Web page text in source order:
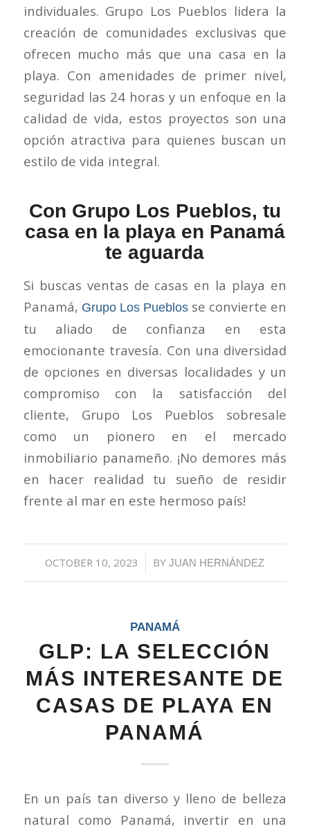
individuales. Grupo Los Pueblos lidera la
creación de comunidades exclusivas que
ofrecen mucho más que una casa en la
playa. Con amenidades de primer nivel,
seguridad las 24 horas y un enfoque en la
calidad de vida, estos proyectos son una
opción atractiva para quienes buscan un
estilo de vida integral.
Con Grupo Los Pueblos, tu
casa en la playa en Panamá
te aguarda
Si buscas ventas de casas en la playa en
Panamá, Grupo Los Pueblos se convierte en
tu aliado de confianza en esta
emocionante travesía. Con una diversidad
de opciones en diversas localidades y un
compromiso con la satisfacción del
cliente, Grupo Los Pueblos sobresale
como un pionero en el mercado
inmobiliario panameño. ¡No demores más
en hacer realidad tu sueño de residir
frente al mar en este hermoso país!
OCTOBER 10, 2023
/ BYJUAN HERNÁNDEZ
PANAMÁ
GLP: LA SELECCIÓN
MÁS INTERESANTE DE
CASAS DE PLAYA EN
PANAMÁ
En un país tan diverso y lleno de belleza
natural como Panamá, invertir en una